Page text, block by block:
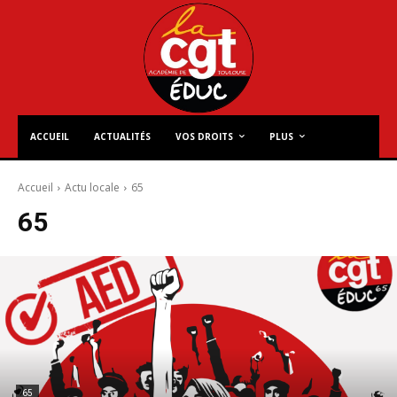
ACCUEIL ACTUALITÉS VOS DROITS PLUS
Accueil Actu locale 65
65
65